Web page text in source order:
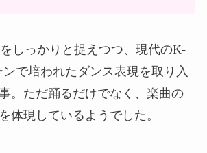
しっかりと捉えつつ、現代のK-
ンで培われたダンス表現を取り入
。ただ踊るだけでなく、楽曲の
体現しているようでした。